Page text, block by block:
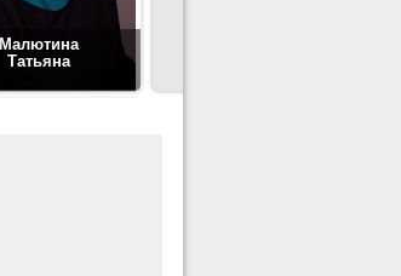
Малютина
Татьяна